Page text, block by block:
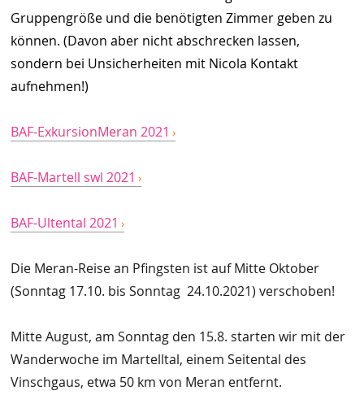
Gruppengröße und die benötigten Zimmer geben zu
können. (Davon aber nicht abschrecken lassen,
sondern bei Unsicherheiten mit Nicola Kontakt
aufnehmen!)
BAF-ExkursionMeran 2021
BAF-Martell swl 2021
BAF-Ultental 2021
Die Meran-Reise an Pfingsten ist auf Mitte Oktober
(Sonntag 17.10. bis Sonntag 24.10.2021) verschoben!
Mitte August, am Sonntag den 15.8. starten wir mit der
Wanderwoche im Martelltal, einem Seitental des
Vinschgaus, etwa 50 km von Meran entfernt.